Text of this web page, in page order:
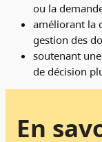
ou la
améliorant la
gestion des
soutenant
de décision
En